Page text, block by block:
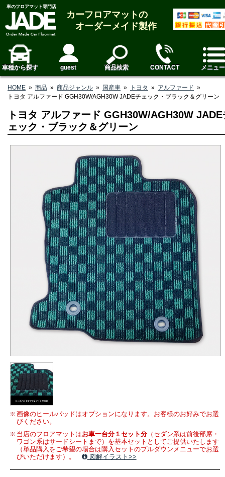
車のフロアマット専門店
カーフロアマットの
オーダーメイド製作
車種から探す guest 商品検索 CONTACT メニュー
HOME » 商品 » 商品ジャンル » 国産車 » トヨタ » アルファード »
トヨタ アルファード GGH30W/AGH30W JADEチェック・ブラック＆グリーン
トヨタ アルファード GGH30W/AGH30W JADE
ェック・ブラック＆グリーン
画像のヒールパッドはオプションになります。お客様のお好みでお選
びください。
当店のフロアマットはお車一台分１セット分（セダン系は前後部席・
ワゴン系はサードシートまで）を基本セットとしてご提供いたします
（単品購入をご希望の場合は購入セットのプルダウンメニューでお選
びいただけます）。
図解イラスト>>